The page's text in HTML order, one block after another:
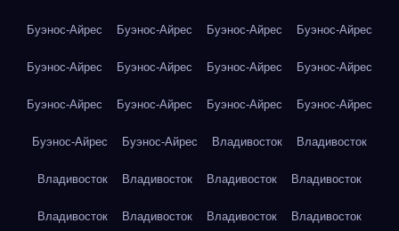
Буэнос-Айрес Буэнос-Айрес Буэнос-Айрес Буэнос-Айрес
Буэнос-Айрес Буэнос-Айрес Буэнос-Айрес Буэнос-Айрес
Буэнос-Айрес Буэнос-Айрес Буэнос-Айрес Буэнос-Айрес
Буэнос-Айрес Буэнос-Айрес Владивосток Владивосток
Владивосток Владивосток Владивосток Владивосток
Владивосток Владивосток Владивосток Владивосток